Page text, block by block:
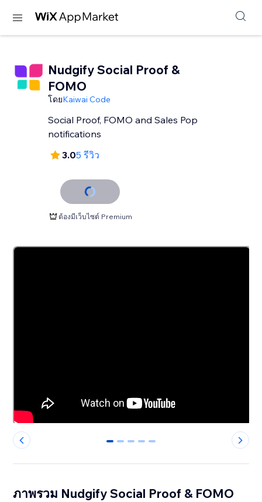
Nudgify Social Proof &
FOMO
โดยKaiwai Code
Social Proof, FOMO and Sales Pop
notifications
3.05 รีวิว
ต้องมีเว็บไซต์ Premium
0 1 2 3 4
ภาพรวม Nudgify Social Proof & FOMO